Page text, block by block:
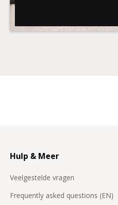
Hulp & Meer
Veelgestelde vragen
Frequently asked questions (EN)